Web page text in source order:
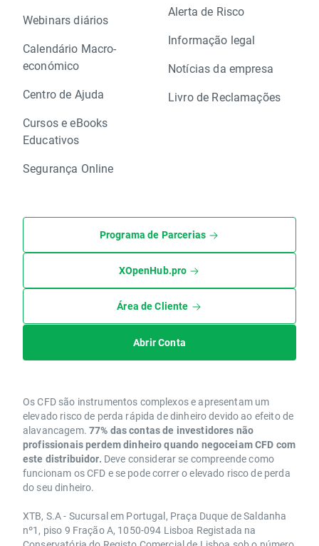
Webinars diários
Calendário Macro-
económico
Centro de Ajuda
Cursos e eBooks
Educativos
Segurança Online
Alerta de Risco
Informação legal
Notícias da empresa
Livro de Reclamações
Programa de Parcerias
XOpenHub.pro
Área de Cliente
Abrir Conta
Os CFD são instrumentos complexos e apresentam um
elevado risco de perda rápida de dinheiro devido ao efeito de
alavancagem. 77% das contas de investidores não
profissionais perdem dinheiro quando negoceiam CFD com
este distribuidor. Deve considerar se compreende como
funcionam os CFD e se pode correr o elevado risco de perda
do seu dinheiro.
XTB, S.A - Sucursal em Portugal, Praça Duque de Saldanha
nº1, piso 9 Fração A, 1050-094 Lisboa Registada na